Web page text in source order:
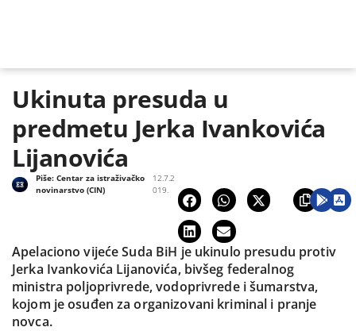
Ukinuta presuda u
predmetu Jerka Ivankovića
Lijanovića
12.7.2
019.
Piše:Centar za istraživačko
novinarstvo (CIN)
Apelaciono vijeće Suda BiH je ukinulo presudu protiv
Jerka Ivankovića Lijanovića, bivšeg federalnog
ministra poljoprivrede, vodoprivrede i šumarstva,
kojom je osuđen za organizovani kriminal i pranje
novca.